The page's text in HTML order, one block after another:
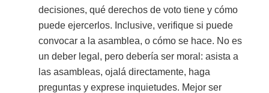
decisiones, qué derechos de voto tiene y cómo
puede ejercerlos. Inclusive, verifique si puede
convocar a la asamblea, o cómo se hace. No es
un deber legal, pero debería ser moral: asista a
las asambleas, ojalá directamente, haga
preguntas y exprese inquietudes. Mejor ser